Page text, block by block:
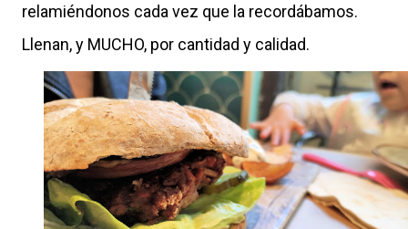
relamiéndonos cada vez que la recordábamos.
Llenan, y MUCHO, por cantidad y calidad.